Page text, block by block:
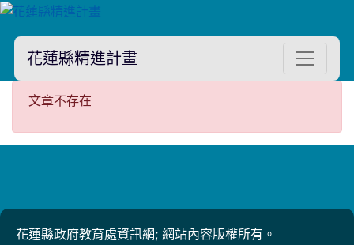
花蓮縣精進計畫
文章不存在
文章不存在
花蓮縣政府教育處資訊網; 網站內容版權所有。